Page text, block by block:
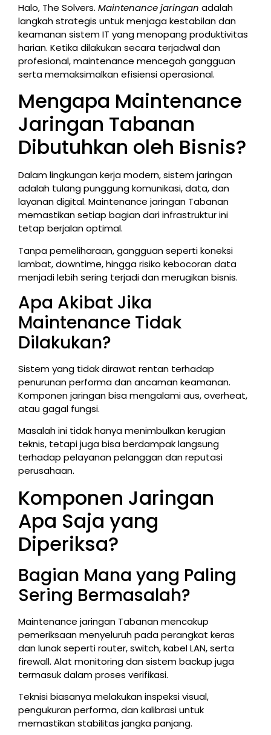
Halo, The Solvers. Maintenance jaringan adalah
langkah strategis untuk menjaga kestabilan dan
keamanan sistem IT yang menopang produktivitas
harian. Ketika dilakukan secara terjadwal dan
profesional, maintenance mencegah gangguan
serta memaksimalkan efisiensi operasional.
Mengapa Maintenance
Jaringan Tabanan
Dibutuhkan oleh Bisnis?
Dalam lingkungan kerja modern, sistem jaringan
adalah tulang punggung komunikasi, data, dan
layanan digital. Maintenance jaringan Tabanan
memastikan setiap bagian dari infrastruktur ini
tetap berjalan optimal.
Tanpa pemeliharaan, gangguan seperti koneksi
lambat, downtime, hingga risiko kebocoran data
menjadi lebih sering terjadi dan merugikan bisnis.
Apa Akibat Jika
Maintenance Tidak
Dilakukan?
Sistem yang tidak dirawat rentan terhadap
penurunan performa dan ancaman keamanan.
Komponen jaringan bisa mengalami aus, overheat,
atau gagal fungsi.
Masalah ini tidak hanya menimbulkan kerugian
teknis, tetapi juga bisa berdampak langsung
terhadap pelayanan pelanggan dan reputasi
perusahaan.
Komponen Jaringan
Apa Saja yang
Diperiksa?
Bagian Mana yang Paling
Sering Bermasalah?
Maintenance jaringan Tabanan mencakup
pemeriksaan menyeluruh pada perangkat keras
dan lunak seperti router, switch, kabel LAN, serta
firewall. Alat monitoring dan sistem backup juga
termasuk dalam proses verifikasi.
Teknisi biasanya melakukan inspeksi visual,
pengukuran performa, dan kalibrasi untuk
memastikan stabilitas jangka panjang.